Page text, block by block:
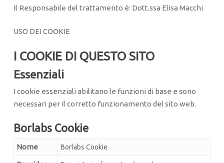
Il Responsabile del trattamento è: Dott.ssa Elisa Macchi
USO DEI COOKIE
I COOKIE DI QUESTO SITO
Essenziali
I cookie essenziali abilitano le funzioni di base e sono
necessari per il corretto funzionamento del sito web.
Borlabs Cookie
Nome Borlabs Cookie